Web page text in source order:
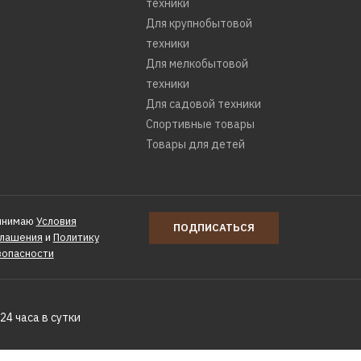
техники
Для крупнобытовой
техники
Для мелкобытовой
техники
Для садовой техники
Спортивные товары
Товары для детей
Условия
и Политику
ПОДПИСАТЬСЯ
часа в сутки